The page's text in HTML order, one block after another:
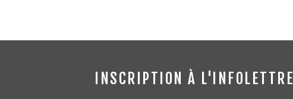
INSCRIPTION À L'INFOLETTRE